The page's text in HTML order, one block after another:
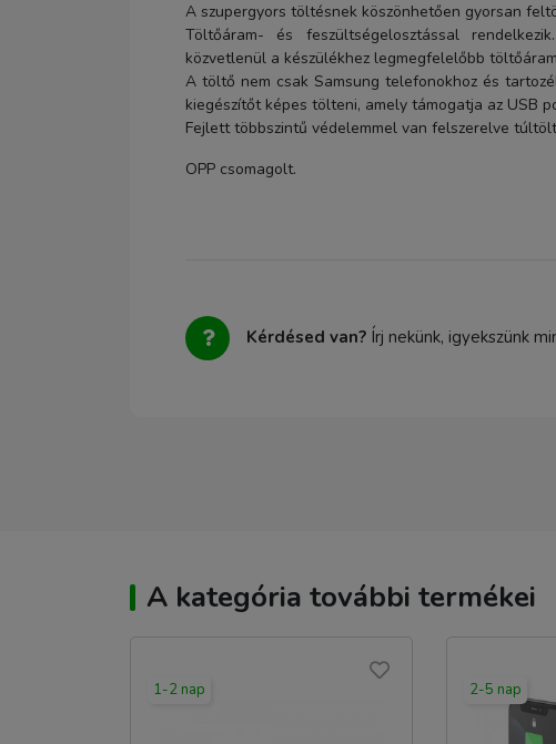
A szupergyors töltésnek köszönhetően gyorsan
Töltőáram- és feszültségelosztással
közvetlenül a készülékhez legmegfelelőbb
A töltő nem csak Samsung telefonokhoz és
kiegészítőt képes tölteni, amely támogatja az USB
Fejlett többszintű védelemmel van felszerelve
OPP csomagolt.
Kérdésed van? Írj nekünk, igyekszünk
A kategória további termékei
1-2 nap 2-5 nap